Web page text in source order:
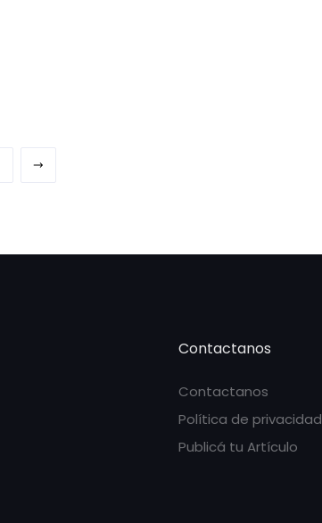
Contactanos
Contactanos
Política de privacidad
Publicá tu Artículo